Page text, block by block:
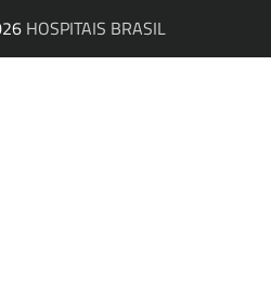
HOSPITAIS BRASIL